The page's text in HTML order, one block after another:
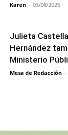
Karen - 03/08/2026
Julieta
Hernández
Ministerio
Mesa de Redacción -